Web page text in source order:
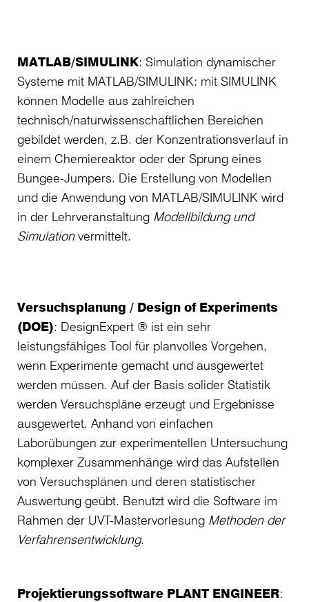
MATLAB/SIMULINK: Simulation dynamischer
Systeme mit MATLAB/SIMULINK: mit SIMULINK
können Modelle aus zahlrei­chen
technisch/naturwissenschaftlichen Bereichen
gebildet werden, z.B. der Konzentrationsverlauf in
einem Chemiereaktor oder der Sprung eines
Bungee-Jumpers. Die Erstellung von Modellen
und die Anwendung von MATLAB/SIMULINK wird
in der Lehrveranstaltung Modellbildung und
Simulationvermittelt.
Versuchsplanung / Design of Experiments
(DOE): DesignExpert ® ist ein sehr
leistungsfähiges Tool für planvolles Vorgehen,
wenn Experi­mente gemacht und ausgewertet
werden müssen. Auf der Basis solider Statistik
werden Versuchspläne erzeugt und Ergebnisse
ausgewertet. Anhand von einfachen
Laborübungen zur experimentellen Untersuchung
komplexer Zusammenhänge wird das Aufstellen
von Ver­suchsplänen und deren statistischer
Auswertung geübt. Benutzt wird die Software im
Rah­men der UVT-Mastervorlesung Methoden der
Verfahrensentwicklung.
Projektierungssoftware PLANT ENGINEER: